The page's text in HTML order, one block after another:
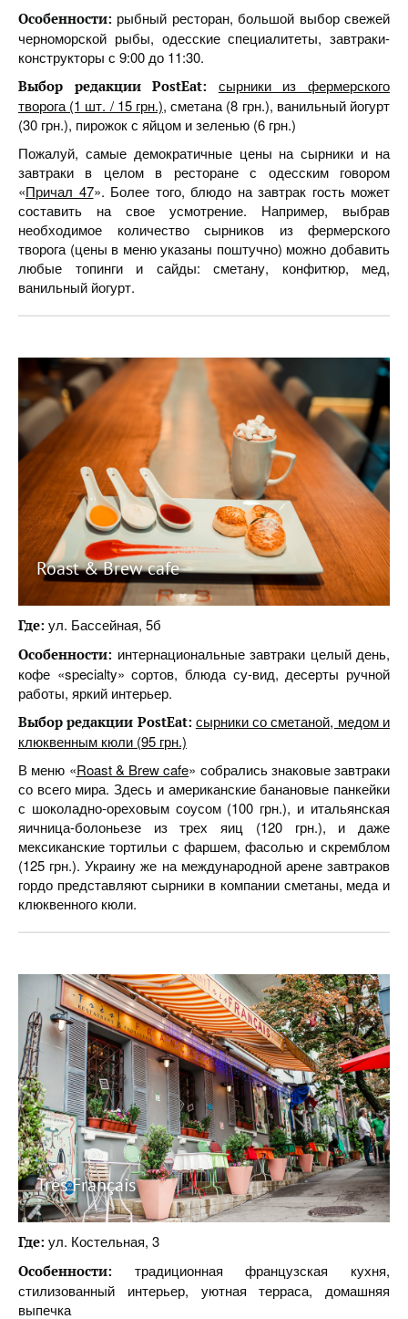
Особенности: рыбный ресторан, большой выбор свежей
черноморской рыбы, одесские специалитеты, завтраки-
конструкторы с 9:00 до 11:30.
Выбор редакции PostEat: сырники из фермерского
творога (1 шт. / 15 грн.), сметана (8 грн.), ванильный йогурт
(30 грн.), пирожок с яйцом и зеленью (6 грн.)
Пожалуй, самые демократичные цены на сырники и на
завтраки в целом в ресторане с одесским говором
«Причал 47». Более того, блюдо на завтрак гость может
составить на свое усмотрение. Например, выбрав
необходимое количество сырников из фермерского
творога (цены в меню указаны поштучно) можно добавить
любые топинги и сайды: сметану, конфитюр, мед,
ванильный йогурт.
Roast & Brew cafe
Где: ул. Бассейная, 5б
Особенности: интернациональные завтраки целый день,
кофе «specialty» сортов, блюда су-вид, десерты ручной
работы, яркий интерьер.
Выбор редакции PostEat: сырники со сметаной, медом и
клюквенным кюли (95 грн.)
В меню «Roast & Brew cafe» собрались знаковые завтраки
со всего мира. Здесь и американские банановые панкейки
с шоколадно-ореховым соусом (100 грн.), и итальянская
яичница-болоньезе из трех яиц (120 грн.), и даже
мексиканские тортильи с фаршем, фасолью и скремблом
(125 грн.). Украину же на международной арене завтраков
гордо представляют сырники в компании сметаны, меда и
клюквенного кюли.
Très Français
Где: ул. Костельная, 3
Особенности: традиционная французская кухня,
стилизованный интерьер, уютная терраса, домашняя
выпечка